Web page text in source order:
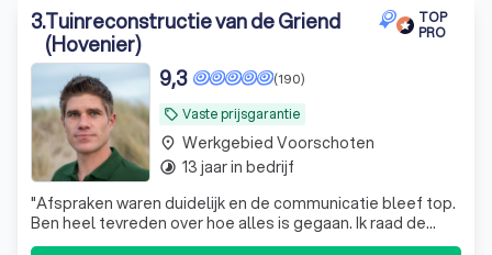
3.Tuinreconstructie van de Griend
(Hovenier)
TOP
PRO
local_offer Vaste prijsgarantie
(190)
9,3
"Afspraken waren duidelijk en de communicatie bleef top.
Ben heel tevreden over hoe alles is gegaan. Ik raad de
hardwerkende mannen van van der griend zeker aan.
place Werkgebied Voorschoten
timelapse 13 jaar in bedrijf